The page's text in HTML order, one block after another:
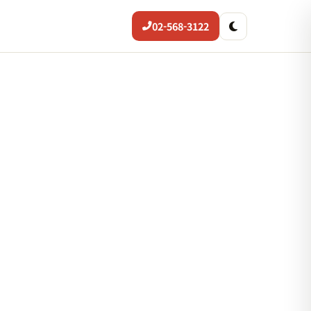
02-568-3122